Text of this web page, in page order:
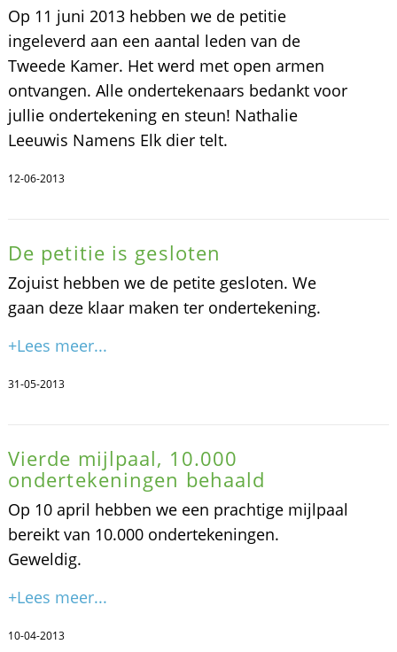
Op 11 juni 2013 hebben we de petitie
ingeleverd aan een aantal leden van de
Tweede Kamer. Het werd met open armen
ontvangen. Alle ondertekenaars bedankt voor
jullie ondertekening en steun! Nathalie
Leeuwis Namens Elk dier telt.
12-06-2013
De petitie is gesloten
Zojuist hebben we de petite gesloten. We
gaan deze klaar maken ter ondertekening.
+Lees meer...
31-05-2013
Vierde mijlpaal, 10.000
ondertekeningen behaald
Op 10 april hebben we een prachtige mijlpaal
bereikt van 10.000 ondertekeningen.
Geweldig.
+Lees meer...
10-04-2013